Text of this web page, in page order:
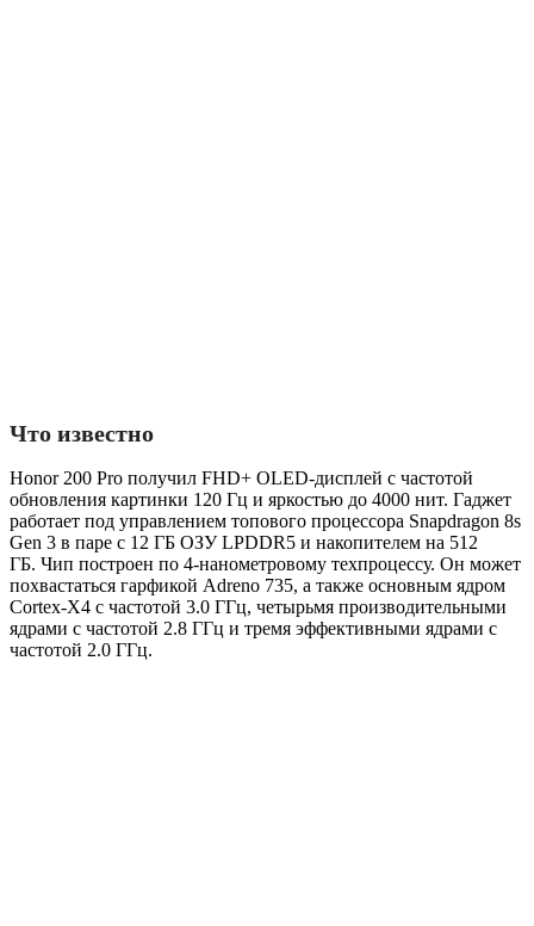
Что известно
Honor 200 Pro получил FHD+ OLED-дисплей с частотой
обновления картинки 120 Гц и яркостью до 4000 нит. Гаджет
работает под управлением топового процессора Snapdragon 8s
Gen 3 в паре с 12 ГБ ОЗУ LPDDR5 и накопителем на 512
ГБ. Чип построен по 4-нанометровому техпроцессу. Он может
похвастаться гарфикой Adreno 735, а также основным ядром
Cortex-X4 с частотой 3.0 ГГц, четырьмя производительными
ядрами с частотой 2.8 ГГц и тремя эффективными ядрами с
частотой 2.0 ГГц.